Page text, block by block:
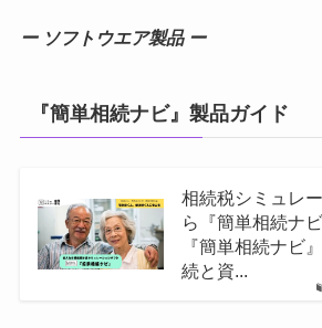
ー ソフトウエア製品 ー
『簡単相続ナビ』製品ガイド
相続税シミュレ
ら『簡単相続ナ
『簡単相続ナビ
続と資...